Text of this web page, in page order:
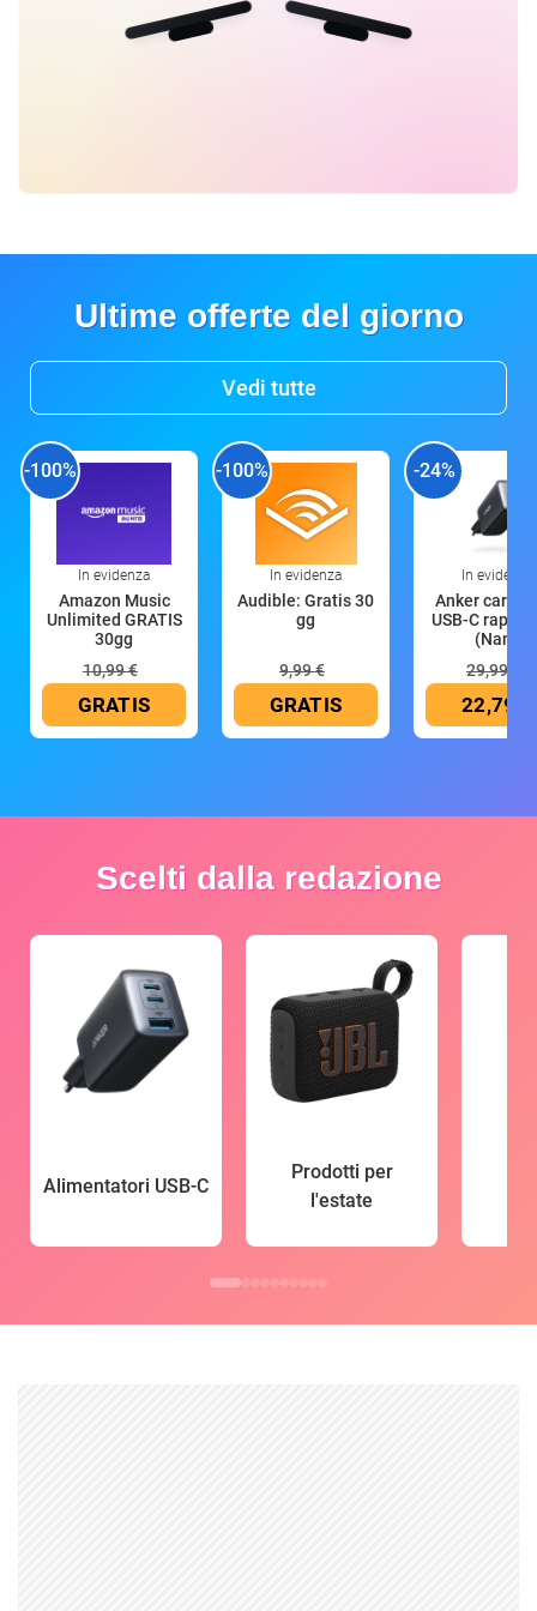
Ultime offerte del giorno
Vedi tutte
-100%
In evidenza
Amazon Music
Unlimited GRATIS
30gg
10,99 €
GRATIS
-100%
In evidenza
Audible: Gratis 30
gg
9,99 €
GRATIS
-24%
In evidenza
Anker
USB-C rapido
(Nano
29,99 €
22,79 €
Scelti dalla redazione
Alimentatori USB-C
Prodotti per
l'estate